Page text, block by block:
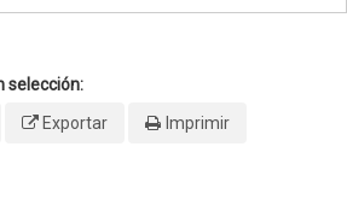
selección:
Exportar Imprimir